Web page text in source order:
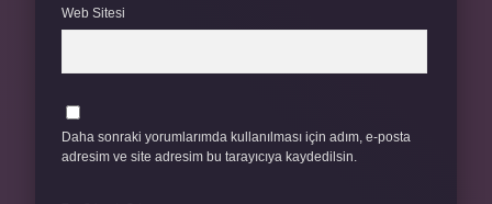
Web Sitesi
Daha sonraki yorumlarımda kullanılması için adım, e-posta
adresim ve site adresim bu tarayıcıya kaydedilsin.